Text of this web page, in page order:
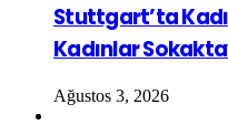
Stuttgart’ta
Kadınlar
Ağustos 3, 2026